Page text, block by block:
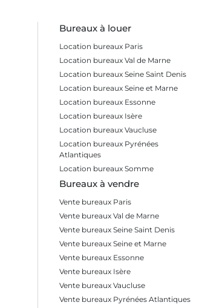
Bureaux à louer
Location bureaux Paris
Location bureaux Val de Marne
Location bureaux Seine Saint Denis
Location bureaux Seine et Marne
Location bureaux Essonne
Location bureaux Isère
Location bureaux Vaucluse
Location bureaux Pyrénées
Atlantiques
Location bureaux Somme
Bureaux à vendre
Vente bureaux Paris
Vente bureaux Val de Marne
Vente bureaux Seine Saint Denis
Vente bureaux Seine et Marne
Vente bureaux Essonne
Vente bureaux Isère
Vente bureaux Vaucluse
Vente bureaux Pyrénées Atlantiques